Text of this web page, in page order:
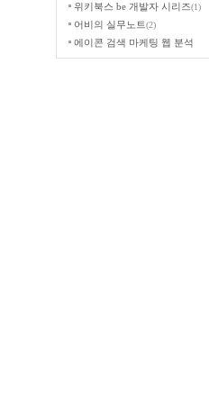
위키북스 be 개발자 시리즈(1)
어비의 실무노트(2)
에이콘 검색 마케팅 웹 분석
시리즈(5)